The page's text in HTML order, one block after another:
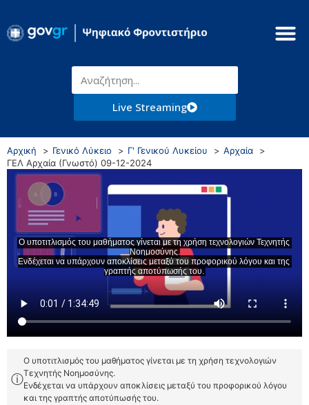
Live Streaming
Αρχική Γενικό Λύκειο Γ' Γενικού Λυκείου
Αρχαία
ΓΕΛ Αρχαία (Γνωστό) 09-12-2024
ⓘ
Ο υποτιτλισμός του μαθήματος γίνεται με τη χρήση τεχνολογιών
Τεχνητής Νοημοσύνης.
Ενδέχεται να υπάρχουν αποκλίσεις μεταξύ του προφορικού λόγου
και της γραπτής αποτύπωσής του.